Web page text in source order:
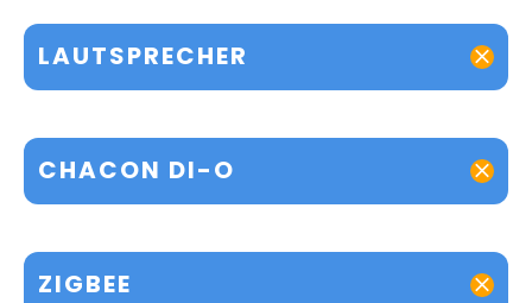
LAUTSPRECHER
CHACON DI-O
ZIGBEE